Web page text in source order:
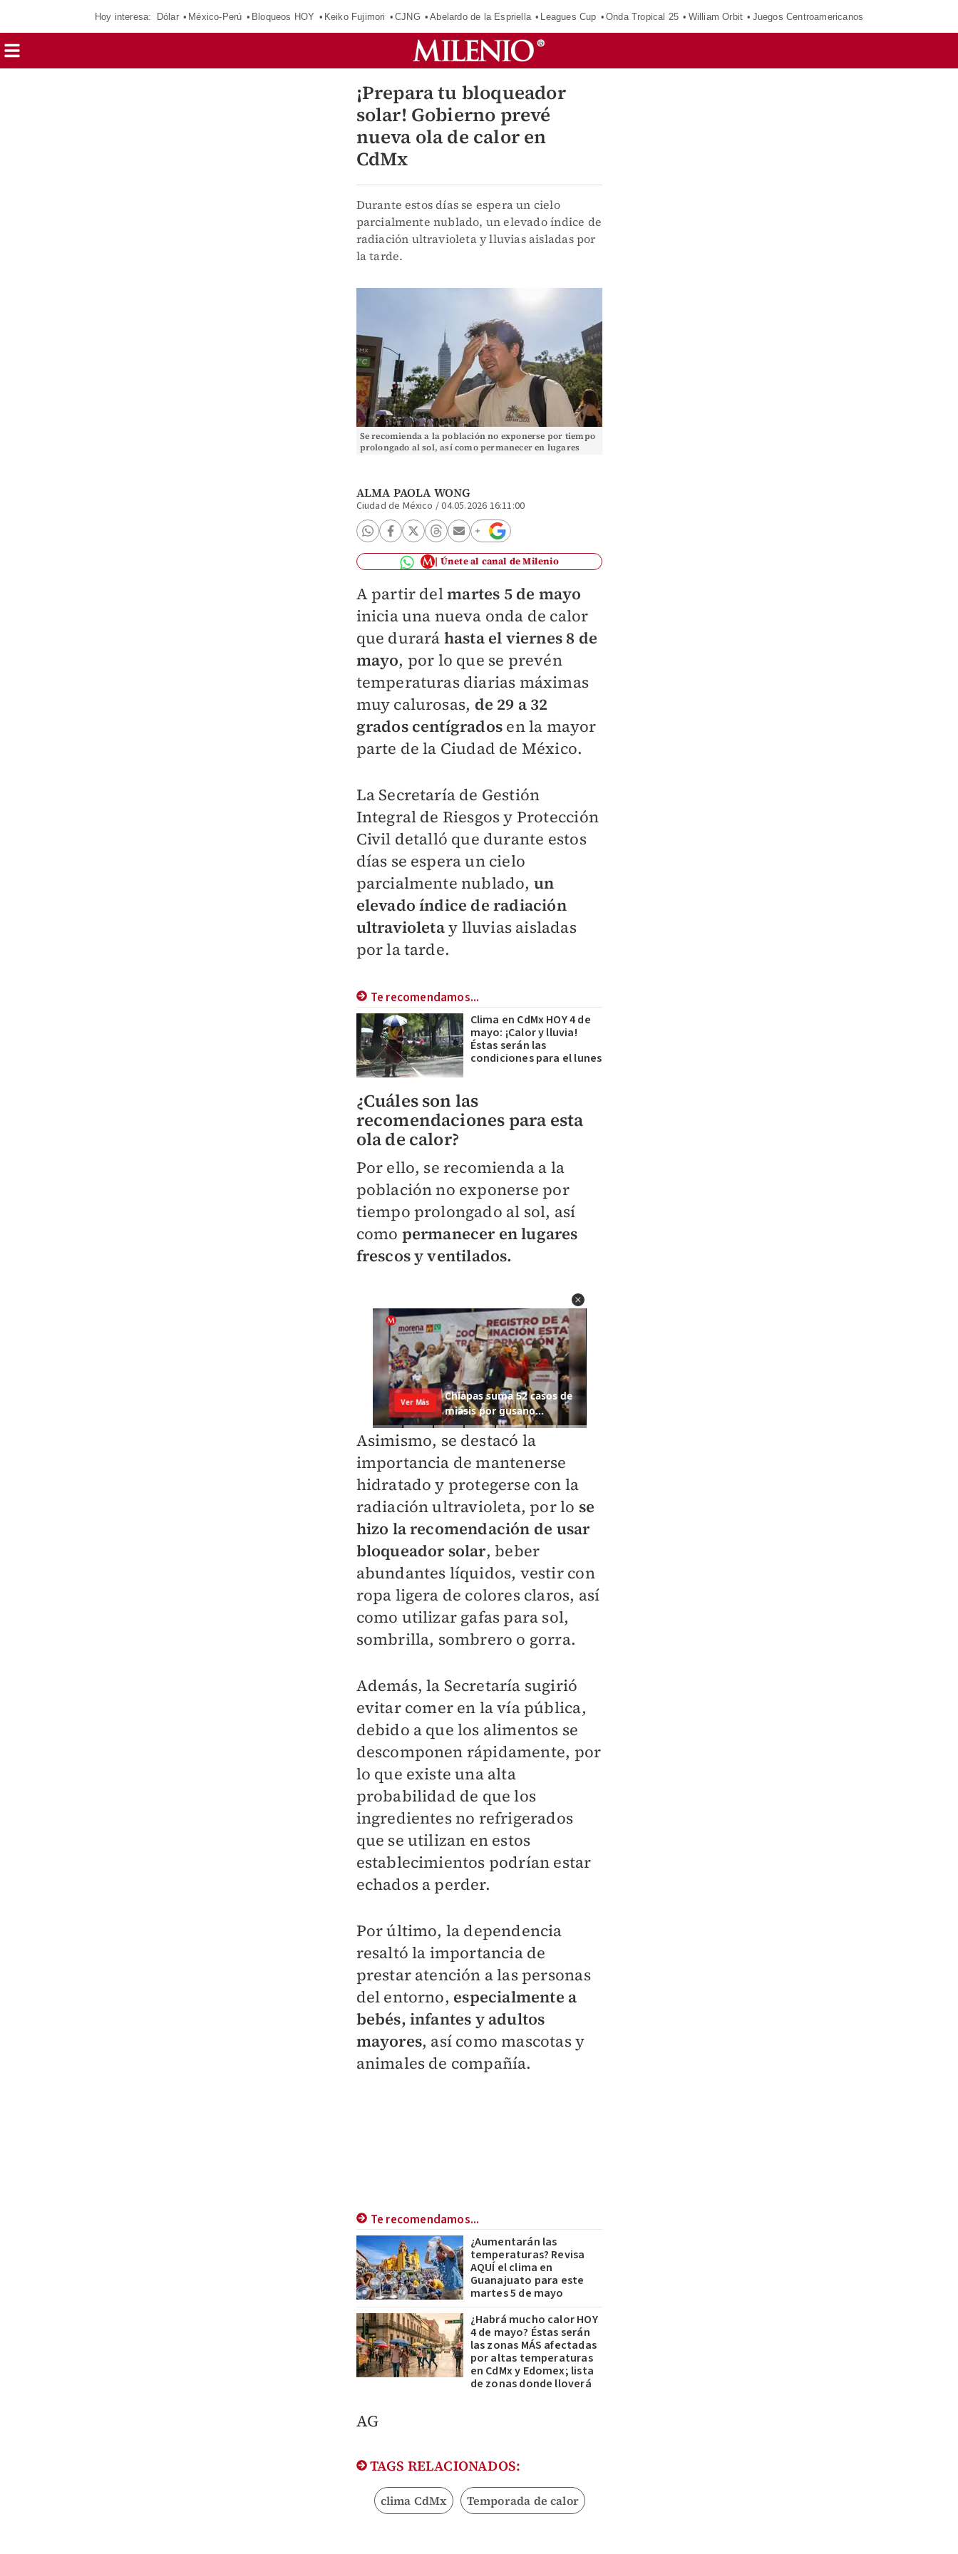
Hoy interesa: Dólar México-Perú Bloqueos HOY Keiko Fujimori CJNG Abelardo de la Espriella Leagues Cup Onda Tropical 25 William Orbit Juegos Centroamericanos
¡Prepara tu bloqueador
solar! Gobierno prevé
nueva ola de calor en
CdMx
Durante estos días se espera un cielo
parcialmente nublado, un elevado índice de
radiación ultravioleta y lluvias aisladas por
la tarde.
Se recomienda a la población no exponerse por tiempo
prolongado al sol, así como permanecer en lugares
ALMA PAOLA WONG
Ciudad de México /04.05.2026 16:11:00
Únete al canal de Milenio
A partir delmartes 5 de mayo
inicia una nueva onda de calor
que durará hasta el viernes 8 de
mayo, por lo que se prevén
temperaturas diarias máximas
muy calurosas, de 29 a 32
grados centígrados en la mayor
parte de la Ciudad de México.
La Secretaría de Gestión
Integral de Riesgos y Protección
Civil detalló que durante estos
días se espera un cielo
parcialmente nublado, un
elevado índice de radiación
ultravioletay lluvias aisladas
por la tarde.
Te recomendamos...
Clima en CdMx HOY 4 de
mayo: ¡Calor y lluvia!
Éstas serán las
condiciones para el lunes
¿Cuáles son las
recomendaciones para esta
ola de calor?
Por ello, se recomienda a la
población no exponerse por
tiempo prolongado al sol, así
como permanecer en lugares
frescos y ventilados.
Asimismo, se destacó la
importancia de mantenerse
hidratado y protegerse con la
radiación ultravioleta, por lo se
hizo la recomendación de usar
bloqueador solar, beber
abundantes líquidos, vestir con
ropa ligera de colores claros, así
como utilizar gafas para sol,
sombrilla, sombrero o gorra.
Además, la Secretaría sugirió
evitar comer en la vía pública,
debido a que los alimentos se
descomponen rápidamente, por
lo que existe una alta
probabilidad de que los
ingredientes no refrigerados
que se utilizan en estos
establecimientos podrían estar
echados a perder.
Por último, la dependencia
resaltó la importancia de
prestar atención a las personas
del entorno, especialmente a
bebés, infantes y adultos
mayores, así como mascotas y
animales de compañía.
Te recomendamos...
¿Aumentarán las
temperaturas? Revisa
AQUÍ el clima en
Guanajuato para este
martes 5 de mayo
¿Habrá mucho calor HOY
4 de mayo? Éstas serán
las zonas MÁS afectadas
por altas temperaturas
en CdMx y Edomex; lista
de zonas donde lloverá
AG
TAGS RELACIONADOS:
clima CdMx Temporada de calor